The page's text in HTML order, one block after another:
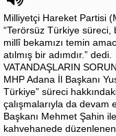
Milliyetçi Hareket Partisi
“Terörsüz Türkiye
millî bekamızı temin
atılmış bir adımdır.” dedi.
VATANDAŞLARIN
MHP Adana İl Başkanı
Türkiye” süreci
çalışmalarıyla da devam
Başkanı Mehmet Şahin
kahvehanede